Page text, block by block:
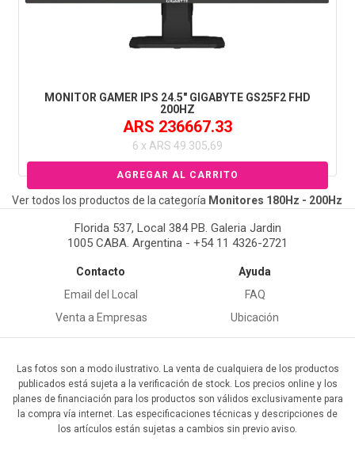
MONITOR GAMER IPS 24.5" GIGABYTE GS25F2 FHD
200HZ
ARS 236667.33
6 x ARS 49.305,69
Ver todos los productos de la categoría Monitores 180Hz - 200Hz
Florida 537, Local 384 PB. Galeria Jardin
1005 CABA. Argentina - +54 11 4326-2721
Contacto
Email del Local
Venta a Empresas
Ayuda
FAQ
Ubicación
Las fotos son a modo ilustrativo. La venta de cualquiera de los productos
publicados está sujeta a la verificación de stock. Los precios online y los
planes de financiación para los productos son válidos exclusivamente para
la compra vía internet. Las especificaciones técnicas y descripciones de
los artículos están sujetas a cambios sin previo aviso.